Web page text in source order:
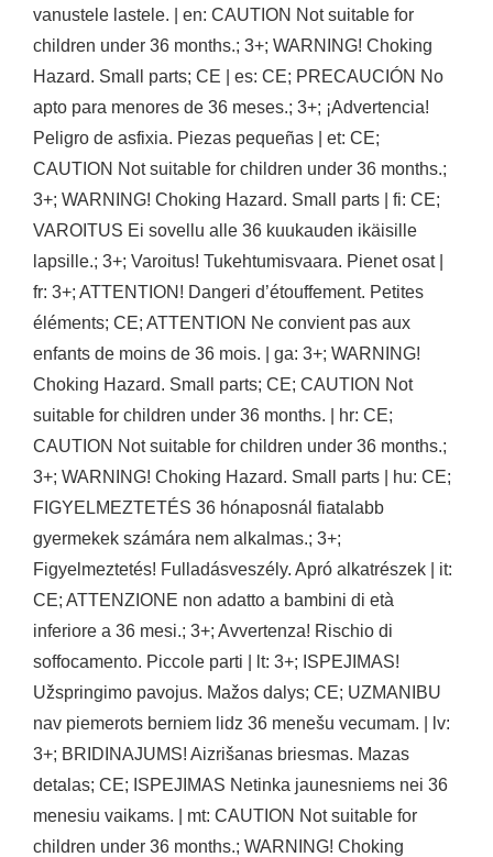
vanustele lastele. | en: CAUTION Not suitable for
children under 36 months.; 3+; WARNING! Choking
Hazard. Small parts; CE | es: CE; PRECAUCIÓN No
apto para menores de 36 meses.; 3+; ¡Advertencia!
Peligro de asfixia. Piezas pequeñas | et: CE;
CAUTION Not suitable for children under 36 months.;
3+; WARNING! Choking Hazard. Small parts | fi: CE;
VAROITUS Ei sovellu alle 36 kuukauden ikäisille
lapsille.; 3+; Varoitus! Tukehtumisvaara. Pienet osat |
fr: 3+; ATTENTION! Dangeri d’étouffement. Petites
éléments; CE; ATTENTION Ne convient pas aux
enfants de moins de 36 mois. | ga: 3+; WARNING!
Choking Hazard. Small parts; CE; CAUTION Not
suitable for children under 36 months. | hr: CE;
CAUTION Not suitable for children under 36 months.;
3+; WARNING! Choking Hazard. Small parts | hu: CE;
FIGYELMEZTETÉS 36 hónaposnál fiatalabb
gyermekek számára nem alkalmas.; 3+;
Figyelmeztetés! Fulladásveszély. Apró alkatrészek | it:
CE; ATTENZIONE non adatto a bambini di età
inferiore a 36 mesi.; 3+; Avvertenza! Rischio di
soffocamento. Piccole parti | lt: 3+; ISPEJIMAS!
Užspringimo pavojus. Mažos dalys; CE; UZMANIBU
nav piemerots berniem lidz 36 menešu vecumam. | lv:
3+; BRIDINAJUMS! Aizrišanas briesmas. Mazas
detalas; CE; ISPEJIMAS Netinka jaunesniems nei 36
menesiu vaikams. | mt: CAUTION Not suitable for
children under 36 months.; WARNING! Choking